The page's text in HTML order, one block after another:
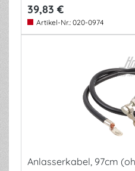
39,83 €
Artikel-Nr.: 020-0974
Anlasserkabel, 97cm